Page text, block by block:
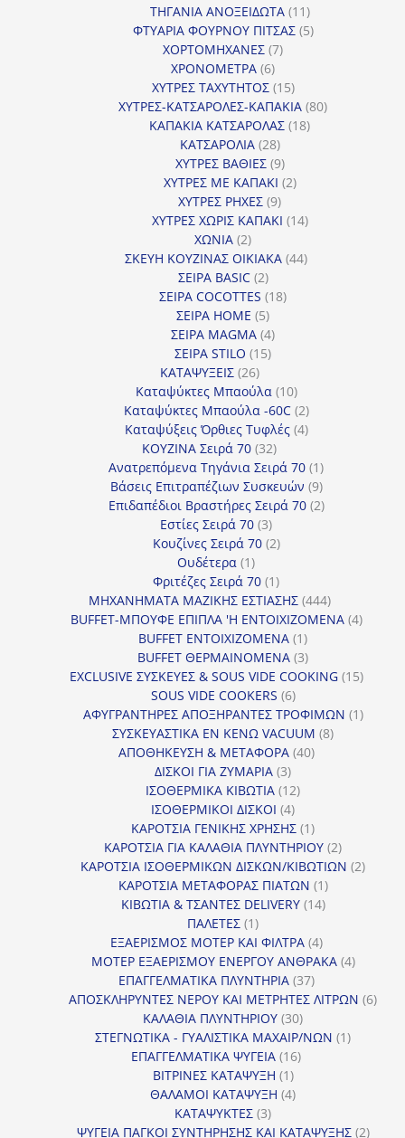
προϊόντα
ΤΗΓΑΝΙΑ ΑΝΟΞΕΙΔΩΤΑ 1111
προϊόντα
ΦΤΥΑΡΙΑ ΦΟΥΡΝΟΥ ΠΙΤΣΑΣ 55
ΧΟΡΤΟΜΗΧΑΝΕΣ 77
ΧΡΟΝΟΜΕΤΡΑ 66
προϊόντα
ΧΥΤΡΕΣ ΤΑΧΥΤΗΤΟΣ 1515
προϊόντα
ΧΥΤΡΕΣ-ΚΑΤΣΑΡΟΛΕΣ-ΚΑΠΑΚΙΑ 8080
ΚΑΠΑΚΙΑ ΚΑΤΣΑΡΟΛΑΣ 1818
ΚΑΤΣΑΡΟΛΙΑ 2828
προϊόντα
ΧΥΤΡΕΣ ΒΑΘΙΕΣ 99
προϊόντα
ΧΥΤΡΕΣ ΜΕ ΚΑΠΑΚΙ 22
ΧΥΤΡΕΣ ΡΗΧΕΣ 99
προϊόντα
ΧΥΤΡΕΣ ΧΩΡΙΣ ΚΑΠΑΚΙ 1414
ΧΩΝΙΑ 22
προϊόντα
ΣΚΕΥΗ ΚΟΥΖΙΝΑΣ ΟΙΚΙΑΚΑ 4444
ΣΕΙΡΑ BASIC 22
προϊόντα
ΣΕΙΡΑ COCOTTES 1818
ΣΕΙΡΑ HOME 55
προϊόντα
ΣΕΙΡΑ MAGMA 44
προϊόντα
ΣΕΙΡΑ STILO 1515
ΚΑΤΑΨΥΞΕΙΣ 2626
προϊόντα
Καταψύκτες Μπαούλα 1010
προϊόντα
Καταψύκτες Μπαούλα -60C 22
προϊόντα
Καταψύξεις Όρθιες Τυφλές 44
ΚΟΥΖΙΝΑ Σειρά 70 3232
προϊόντα
Ανατρεπόμενα Τηγάνια Σειρά 70 11
προϊόν
Βάσεις Επιτραπέζιων Συσκευών 99
προϊόντα
Επιδαπέδιοι Βραστήρες Σειρά 70 22
Εστίες Σειρά 70 33
προϊόντα
Κουζίνες Σειρά 70 22
Ουδέτερα 11
προϊόν
Φριτέζες Σειρά 70 11
προϊόν
ΜΗΧΑΝΗΜΑΤΑ ΜΑΖΙΚΗΣ ΕΣΤΙΑΣΗΣ 444444
προϊόντα
BUFFET-ΜΠΟΥΦΕ ΕΠΙΠΛΑ 'Η ΕΝΤΟΙΧΙΖΟΜΕΝΑ 44
BUFFET ΕΝΤΟΙΧΙΖΟΜΕΝΑ 11
προϊόν
BUFFET ΘΕΡΜΑΙΝΟΜΕΝΑ 33
προϊόντα
EXCLUSIVE ΣΥΣΚΕΥΕΣ & SOUS VIDE COOKING 1515
SOUS VIDE COOKERS 66
προϊόντα
ΑΦΥΓΡΑΝΤΗΡΕΣ ΑΠΟΞΗΡΑΝΤΕΣ ΤΡΟΦΙΜΩΝ 11
ΣΥΣΚΕΥΑΣΤΙΚΑ ΕΝ ΚΕΝΩ VACUUM 88
ΑΠΟΘΗΚΕΥΣΗ & ΜΕΤΑΦΟΡΑ 4040
ΔΙΣΚΟΙ ΓΙΑ ΖΥΜΑΡΙΑ 33
προϊόντα
ΙΣΟΘΕΡΜΙΚΑ ΚΙΒΩΤΙΑ 1212
ΙΣΟΘΕΡΜΙΚΟΙ ΔΙΣΚΟΙ 44
προϊόντα
ΚΑΡΟΤΣΙΑ ΓΕΝΙΚΗΣ ΧΡΗΣΗΣ 11
προϊόν
ΚΑΡΟΤΣΙΑ ΓΙΑ ΚΑΛΑΘΙΑ ΠΛΥΝΤΗΡΙΟΥ 22
προϊόντα
ΚΑΡΟΤΣΙΑ ΙΣΟΘΕΡΜΙΚΩΝ ΔΙΣΚΩΝ/ΚΙΒΩΤΙΩΝ 22
ΚΑΡΟΤΣΙΑ ΜΕΤΑΦΟΡΑΣ ΠΙΑΤΩΝ 11
προϊόν
ΚΙΒΩΤΙΑ & ΤΣΑΝΤΕΣ DELIVERY 1414
ΠΑΛΕΤΕΣ 11
προϊόν
ΕΞΑΕΡΙΣΜΟΣ ΜΟΤΕΡ ΚΑΙ ΦΙΛΤΡΑ 44
προϊόντα
ΜΟΤΕΡ ΕΞΑΕΡΙΣΜΟΥ ΕΝΕΡΓΟΥ ΑΝΘΡΑΚΑ 44
ΕΠΑΓΓΕΛΜΑΤΙΚΑ ΠΛΥΝΤΗΡΙΑ 3737
προϊόντα
ΑΠΟΣΚΛΗΡΥΝΤΕΣ ΝΕΡΟΥ ΚΑΙ ΜΕΤΡΗΤΕΣ ΛΙΤΡΩΝ 66
ΚΑΛΑΘΙΑ ΠΛΥΝΤΗΡΙΟΥ 3030
προϊόντα
ΣΤΕΓΝΩΤΙΚΑ - ΓΥΑΛΙΣΤΙΚΑ ΜΑΧΑΙΡ/ΝΩΝ 11
ΕΠΑΓΓΕΛΜΑΤΙΚΑ ΨΥΓΕΙΑ 1616
ΒΙΤΡΙΝΕΣ ΚΑΤΑΨΥΞΗ 11
προϊόν
ΘΑΛΑΜΟΙ ΚΑΤΑΨΥΞΗ 44
ΚΑΤΑΨΥΚΤΕΣ 33
προϊόντα
ΨΥΓΕΙΑ ΠΑΓΚΟΙ ΣΥΝΤΗΡΗΣΗΣ ΚΑΙ ΚΑΤΑΨΥΞΗΣ 22